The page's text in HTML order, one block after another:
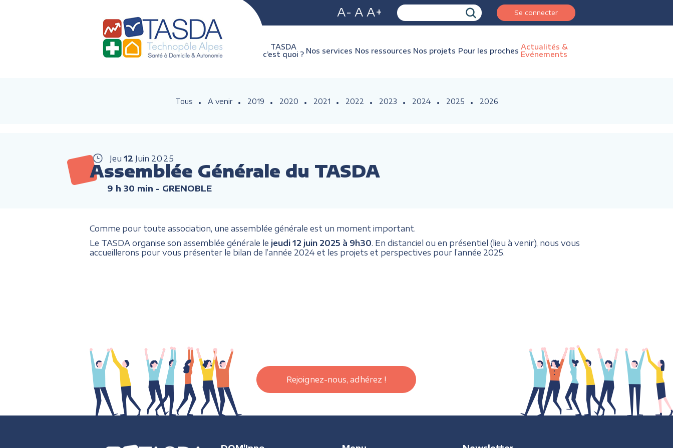
A- A A+ Se connecter
TASDA
c’est quoi ? Nos services Nos ressources Nos projets Pour les proches Actualités &
Evénements
Tous A venir 2019 2020 2021 2022 2023 2024 2025 2026
Jeu 12 Juin 2025
Assemblée Générale du TASDA
9 h 30 min - GRENOBLE
Comme pour toute association, une assemblée générale est un moment important.
Le TASDA organise son assemblée générale le jeudi 12 juin 2025 à 9h30. En distanciel ou en présentiel (lieu à venir), nous vous
accueillerons pour vous présenter le bilan de l’année 2024 et les projets et perspectives pour l’année 2025.
Rejoignez-nous, adhérez !